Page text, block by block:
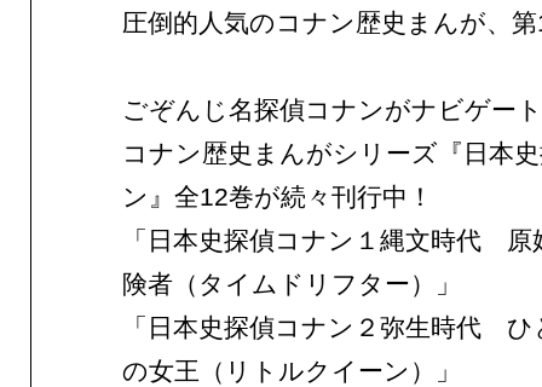
圧倒的人気のコナン歴史まんが、
ごぞんじ名探偵コナンがナビゲー
コナン歴史まんがシリーズ『日本
ン』全12巻が続々刊行中！
「日本史探偵コナン１縄文時代 原
険者（タイムドリフター）」
「日本史探偵コナン２弥生時代
の女王（リトルクイーン）」